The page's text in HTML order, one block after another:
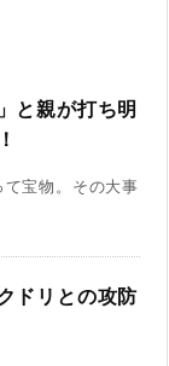
と親が打ち明
宝物。その大事
ドリとの攻防